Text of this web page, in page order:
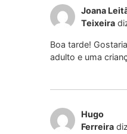
Joana
Teixeira
Boa tarde!
adulto e uma
Hugo
Ferreira